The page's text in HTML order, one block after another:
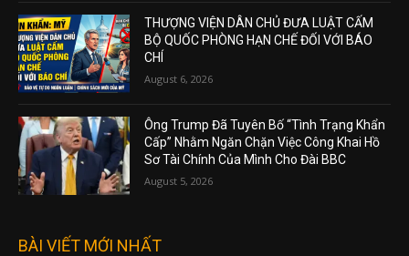
THƯỢNG VIỆN DÂN CHỦ ĐƯA LUẬT CẤM
BỘ QUỐC PHÒNG HẠN CHẾ ĐỐI VỚI BÁO
CHÍ
August 6, 2026
Ông Trump Đã Tuyên Bố “Tình Trạng Khẩn
Cấp” Nhằm Ngăn Chặn Việc Công Khai Hồ
Sơ Tài Chính Của Mình Cho Đài BBC
August 5, 2026
BÀI VIẾT MỚI NHẤT